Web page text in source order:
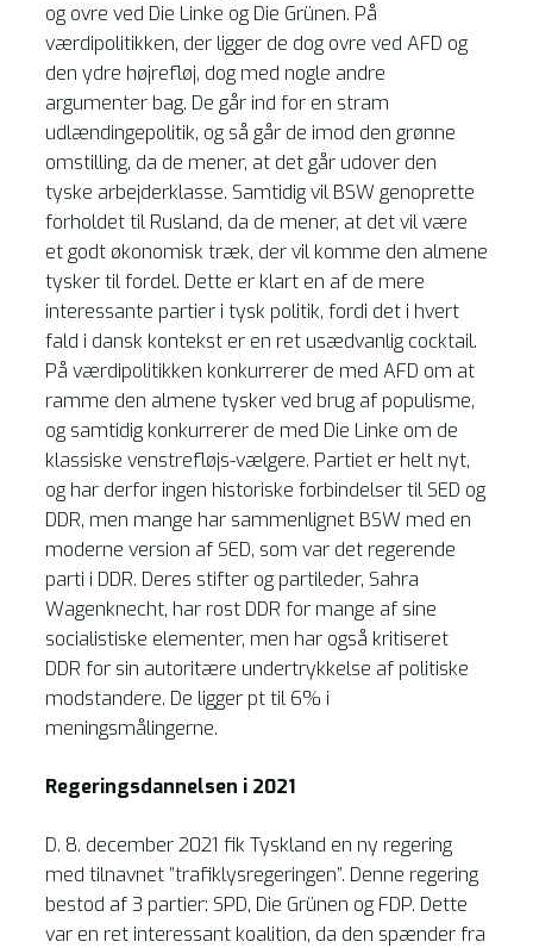
og ovre ved Die Linke og Die Grünen. På
værdipolitikken, der ligger de dog ovre ved AFD og
den ydre højrefløj, dog med nogle andre
argumenter bag. De går ind for en stram
udlændingepolitik, og så går de imod den grønne
omstilling, da de mener, at det går udover den
tyske arbejderklasse. Samtidig vil BSW genoprette
forholdet til Rusland, da de mener, at det vil være
et godt økonomisk træk, der vil komme den almene
tysker til fordel. Dette er klart en af de mere
interessante partier i tysk politik, fordi det i hvert
fald i dansk kontekst er en ret usædvanlig cocktail.
På værdipolitikken konkurrerer de med AFD om at
ramme den almene tysker ved brug af populisme,
og samtidig konkurrerer de med Die Linke om de
klassiske venstrefløjs-vælgere. Partiet er helt nyt,
og har derfor ingen historiske forbindelser til SED og
DDR, men mange har sammenlignet BSW med en
moderne version af SED, som var det regerende
parti i DDR. Deres stifter og partileder, Sahra
Wagenknecht, har rost DDR for mange af sine
socialistiske elementer, men har også kritiseret
DDR for sin autoritære undertrykkelse af politiske
modstandere. De ligger pt til 6% i
meningsmålingerne.
Regeringsdannelsen i 2021
D. 8. december 2021 fik Tyskland en ny regering
med tilnavnet ”trafiklysregeringen”. Denne regering
bestod af 3 partier: SPD, Die Grünen og FDP. Dette
var en ret interessant koalition, da den spænder fra